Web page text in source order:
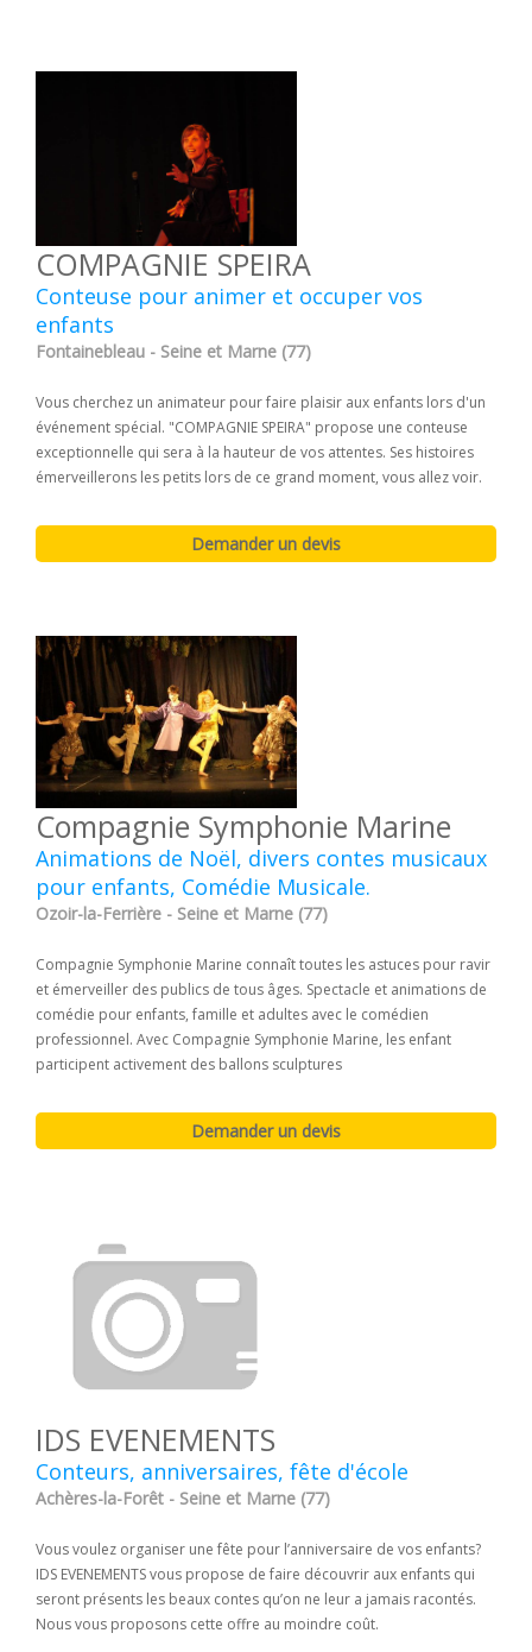
COMPAGNIE SPEIRA
Conteuse pour animer et occuper vos
enfants
Fontainebleau - Seine et Marne (77)
Vous cherchez un animateur pour faire plaisir aux enfants lors d'un
événement spécial. "COMPAGNIE SPEIRA" propose une conteuse
exceptionnelle qui sera à la hauteur de vos attentes. Ses histoires
émerveillerons les petits lors de ce grand moment, vous allez voir.
Compagnie Symphonie Marine
Animations de Noël, divers contes musicaux
pour enfants, Comédie Musicale.
Ozoir-la-Ferrière - Seine et Marne (77)
Compagnie Symphonie Marine connaît toutes les astuces pour ravir
et émerveiller des publics de tous âges. Spectacle et animations de
comédie pour enfants, famille et adultes avec le comédien
professionnel. Avec Compagnie Symphonie Marine, les enfant
participent activement des ballons sculptures
IDS EVENEMENTS
Conteurs, anniversaires, fête d'école
Achères-la-Forêt - Seine et Marne (77)
Vous voulez organiser une fête pour l’anniversaire de vos enfants?
IDS EVENEMENTS vous propose de faire découvrir aux enfants qui
seront présents les beaux contes qu’on ne leur a jamais racontés.
Nous vous proposons cette offre au moindre coût.